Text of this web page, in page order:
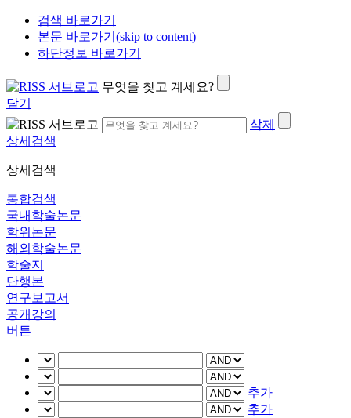
검색 바로가기
본문 바로가기(skip to content)
하단정보 바로가기
무엇을 찾고 계세요?
닫기
삭제
상세검색
상세검색
통합검색
국내학술논문
학위논문
해외학술논문
학술지
단행본
연구보고서
공개강의
버튼
추가
추가